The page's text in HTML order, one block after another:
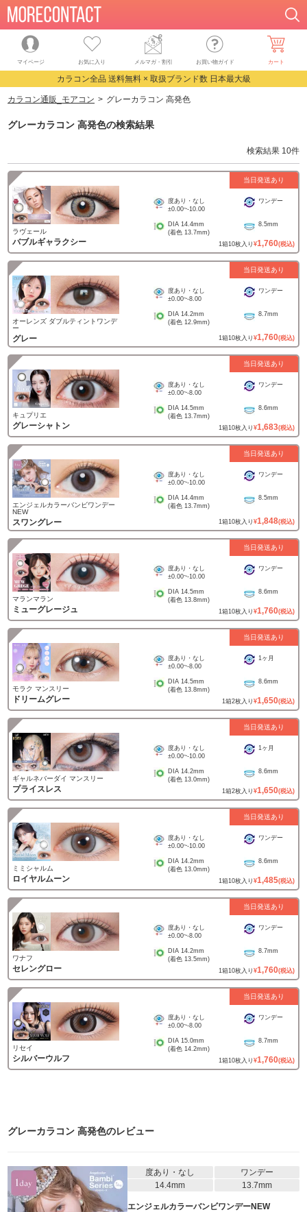
マイページ お気に入り メルマガ・割引 お買い物ガイド カート
カラコン全品 送料無料 × 取扱ブランド数 日本最大級
カラコン通販_モアコン グレーカラコン 高発色
グレーカラコン 高発色の検索結果
検索結果 10件
当日発送あり
ラヴェール
バブルギャラクシー
度あり・なし
±0.00~-10.00
ワンデー
DIA 14.4mm
(着色 13.7mm)
8.5mm
1箱10枚入り ¥1,760(税込)
当日発送あり
オーレンズ ダブルティントワンデ
ー
グレー
度あり・なし
±0.00~-8.00
ワンデー
DIA 14.2mm
(着色 12.9mm)
8.7mm
1箱10枚入り ¥1,760(税込)
当日発送あり
キュプリエ
グレーシャトン
度あり・なし
±0.00~-8.00
ワンデー
DIA 14.5mm
(着色 13.7mm)
8.6mm
1箱10枚入り ¥1,683(税込)
当日発送あり
エンジェルカラーバンビワンデー
NEW
スワングレー
度あり・なし
±0.00~-10.00
ワンデー
DIA 14.4mm
(着色 13.7mm)
8.5mm
1箱10枚入り ¥1,848(税込)
当日発送あり
マランマラン
ミューグレージュ
度あり・なし
±0.00~-10.00
ワンデー
DIA 14.5mm
(着色 13.8mm)
8.6mm
1箱10枚入り ¥1,760(税込)
当日発送あり
モラク マンスリー
ドリームグレー
度あり・なし
±0.00~-8.00
1ヶ月
DIA 14.5mm
(着色 13.8mm)
8.6mm
1箱2枚入り ¥1,650(税込)
当日発送あり
ギャルネバーダイ マンスリー
プライスレス
度あり・なし
±0.00~-10.00
1ヶ月
DIA 14.2mm
(着色 13.0mm)
8.6mm
1箱2枚入り ¥1,650(税込)
当日発送あり
ミミシャルム
ロイヤルムーン
度あり・なし
±0.00~-10.00
ワンデー
DIA 14.2mm
(着色 13.0mm)
8.6mm
1箱10枚入り ¥1,485(税込)
当日発送あり
ワナフ
セレングロー
度あり・なし
±0.00~-8.00
ワンデー
DIA 14.2mm
(着色 13.5mm)
8.7mm
1箱10枚入り ¥1,760(税込)
当日発送あり
リセイ
シルバーウルフ
度あり・なし
±0.00~-8.00
ワンデー
DIA 15.0mm
(着色 14.2mm)
8.7mm
1箱10枚入り ¥1,760(税込)
グレーカラコン 高発色のレビュー
度あり・なし
ワンデー
14.4mm
13.7mm
エンジェルカラーバンビワンデーNEW